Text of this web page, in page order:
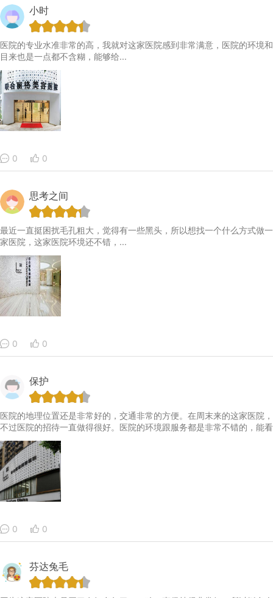
小时
医院的专业水准非常的高，我就对这家医院感到非常满意，医院的环境
目来也是一点都不含糊，能够给...
0 0
思考之间
最近一直挺困扰毛孔粗大，觉得有一些黑头，所以想找一个什么方式做
家医院，这家医院环境还不错，...
0 0
保护
医院的地理位置还是非常好的，交通非常的方便。在周末来的这家医院
不过医院的招待一直做得很好。医院的环境跟服务都是非常不错的，能
0 0
芬达兔毛